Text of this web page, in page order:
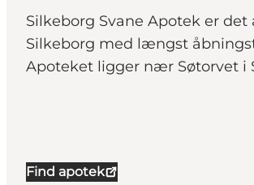
Byer og steder
Planlæg ferien
Transport
Silkeborg Svane Apotek er det
Silkeborg med længst
Apoteket ligger nær Søtorvet i
Find apotek